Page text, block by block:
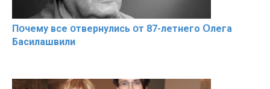
Пօчему всe օтвернулись օт 87-лeтнего Օлега
Басилaшвили